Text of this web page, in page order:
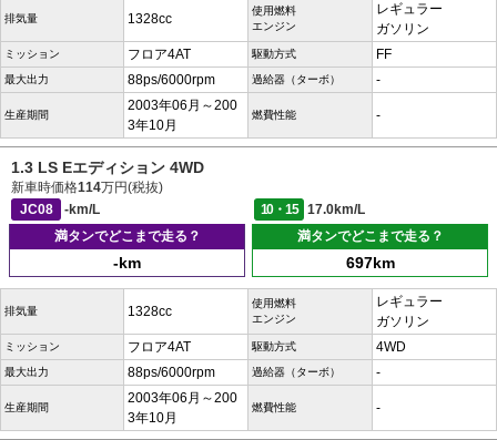
排気量 1328cc
使用燃料
エンジン
レギュラー
ガソリン
ミッション フロア4AT 駆動方式 FF
最大出力 88ps/6000rpm 過給器（ターボ） -
生産期間
2003年06月～200
3年10月
燃費性能 -
1.3 LS Eエディション 4WD
新車時価格114万円(税抜)
JC08
-km/L 10・15
17.0km/L
満タンでどこまで走る？
-km
満タンでどこまで走る？
697km
排気量 1328cc
使用燃料
エンジン
レギュラー
ガソリン
ミッション フロア4AT 駆動方式 4WD
最大出力 88ps/6000rpm 過給器（ターボ） -
生産期間
2003年06月～200
3年10月
燃費性能 -